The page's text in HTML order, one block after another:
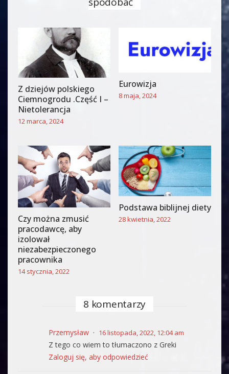
Z dziejów polskiego
Ciemnogrodu .Część I –
Nietolerancja
12 marca, 2024
Eurowizja
8 maja, 2024
Czy można zmusić
pracodawcę, aby
izolował
niezabezpieczonego
pracownika
14 stycznia, 2022
Podstawa biblijnej diety
28 kwietnia, 2022
8 komentarzy
Przemysław 16 listopada, 2022, 12:04 am
Z tego co wiem to tłumaczono z Greki
Zaloguj się, aby odpowiedzieć